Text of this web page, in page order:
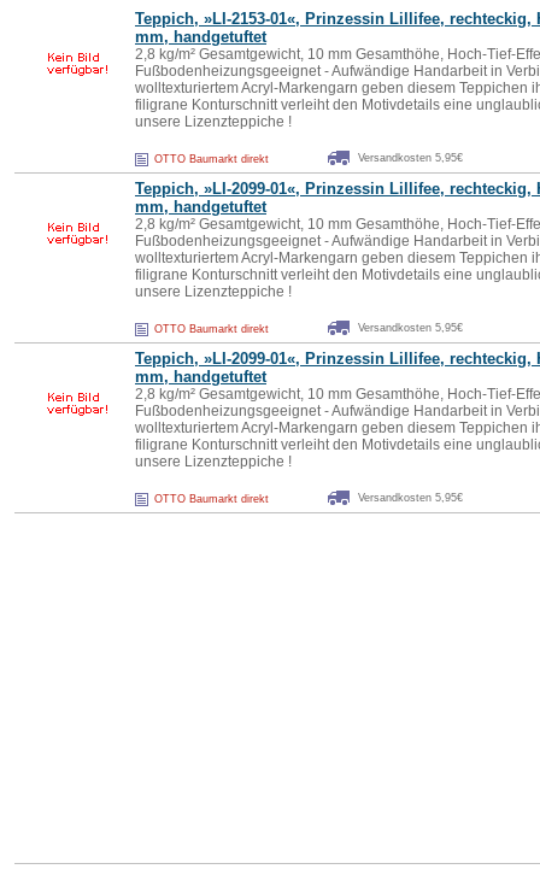
Teppich, »LI-2153-01«, Prinzessin Lillifee, rechteckig,
mm, handgetuftet
2,8 kg/m² Gesamtgewicht, 10 mm Gesamthöhe, Hoch-Tief-
Fußbodenheizungsgeeignet - Aufwändige Handarbeit in
wolltexturiertem Acryl-Markengarn geben diesem Teppichen
filigrane Konturschnitt verleiht den Motivdetails eine
unsere Lizenzteppiche !
OTTO Baumarkt direkt Versandkosten 5,95€
Teppich, »LI-2099-01«, Prinzessin Lillifee, rechteckig,
mm, handgetuftet
2,8 kg/m² Gesamtgewicht, 10 mm Gesamthöhe, Hoch-Tief-
Fußbodenheizungsgeeignet - Aufwändige Handarbeit in
wolltexturiertem Acryl-Markengarn geben diesem Teppichen
filigrane Konturschnitt verleiht den Motivdetails eine
unsere Lizenzteppiche !
OTTO Baumarkt direkt Versandkosten 5,95€
Teppich, »LI-2099-01«, Prinzessin Lillifee, rechteckig,
mm, handgetuftet
2,8 kg/m² Gesamtgewicht, 10 mm Gesamthöhe, Hoch-Tief-
Fußbodenheizungsgeeignet - Aufwändige Handarbeit in
wolltexturiertem Acryl-Markengarn geben diesem Teppichen
filigrane Konturschnitt verleiht den Motivdetails eine
unsere Lizenzteppiche !
OTTO Baumarkt direkt Versandkosten 5,95€